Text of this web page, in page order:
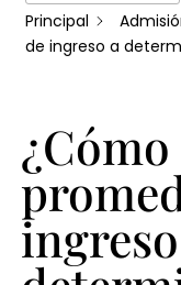
determinada
Principal
de ingreso a